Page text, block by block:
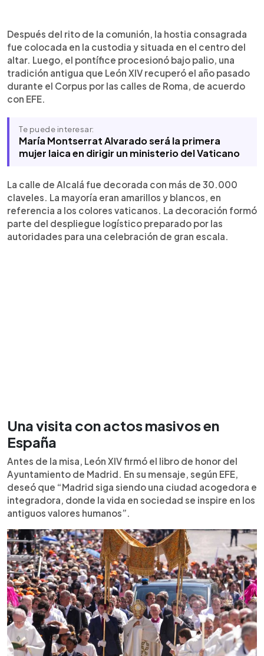
Después del rito de la comunión, la hostia consagrada
fue colocada en la custodia y situada en el centro del
altar. Luego, el pontífice procesionó bajo palio, una
tradición antigua que León XIV recuperó el año pasado
durante el Corpus por las calles de Roma, de acuerdo
con EFE.
Te puede interesar:
María Montserrat Alvarado será la primera
mujer laica en dirigir un ministerio del Vaticano
La calle de Alcalá fue decorada con más de 30.000
claveles. La mayoría eran amarillos y blancos, en
referencia a los colores vaticanos. La decoración formó
parte del despliegue logístico preparado por las
autoridades para una celebración de gran escala.
Una visita con actos masivos en
España
Antes de la misa, León XIV firmó el libro de honor del
Ayuntamiento de Madrid. En su mensaje, según EFE,
deseó que “Madrid siga siendo una ciudad acogedora e
integradora, donde la vida en sociedad se inspire en los
antiguos valores humanos”.